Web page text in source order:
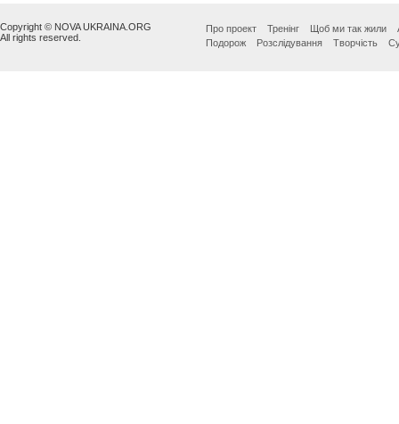
Copyright © NOVA UKRAINA.ORG
All rights reserved.
Про проект Тренінг Щоб ми так жили
Подорож
Розслідування Творчість